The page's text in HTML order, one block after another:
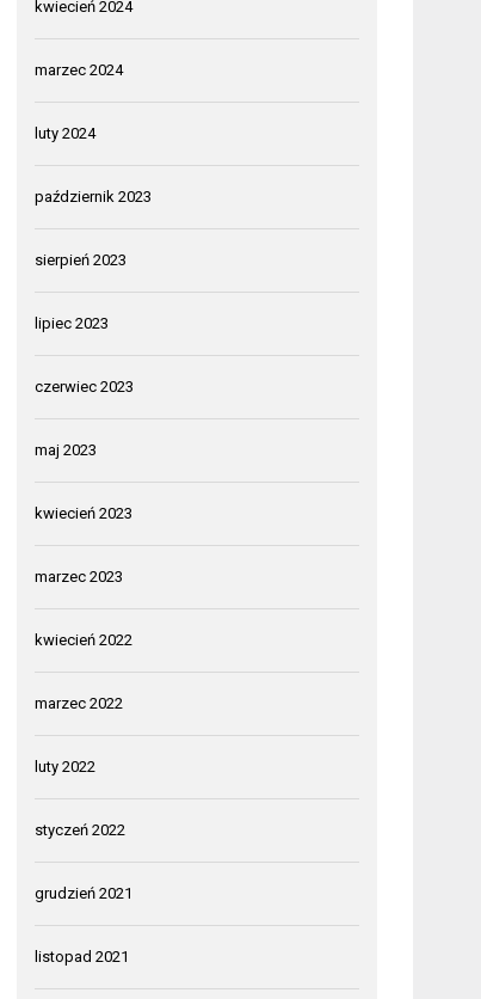
kwiecień 2024
marzec 2024
luty 2024
październik 2023
sierpień 2023
lipiec 2023
czerwiec 2023
maj 2023
kwiecień 2023
marzec 2023
kwiecień 2022
marzec 2022
luty 2022
styczeń 2022
grudzień 2021
listopad 2021